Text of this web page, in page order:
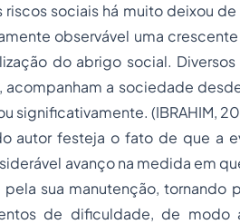
sociais há muito deixou
observável uma
do abrigo social.
acompanham a sociedade
significativamente. (IBRAHIM,
autor festeja o fato de que a
avanço na medida em
sua manutenção, tornando
de dificuldade, de modo